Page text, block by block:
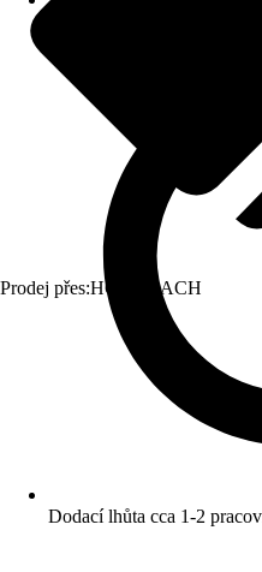
Prodej přes:HORNBACH
Dodací lhůta cca 1-2